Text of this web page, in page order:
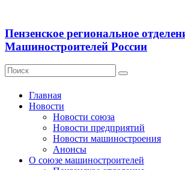
Пензенское региональное
Машиностроителей России
Главная
Новости
Новости союза
Новости предприятий
Новости машиностроения
Анонсы
О союзе машиностроителей